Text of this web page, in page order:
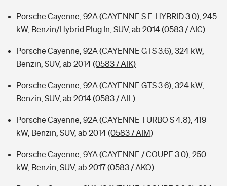
Porsche Cayenne, 92A (CAYENNE S E-HYBRID 3.0), 245
kW, Benzin/Hybrid Plug In, SUV, ab 2014(0583 / AIC)
Porsche Cayenne, 92A (CAYENNE GTS 3.6), 324 kW,
Benzin, SUV, ab 2014(0583 / AIK)
Porsche Cayenne, 92A (CAYENNE GTS 3.6), 324 kW,
Benzin, SUV, ab 2014(0583 / AIL)
Porsche Cayenne, 92A (CAYENNE TURBO S 4.8), 419
kW, Benzin, SUV, ab 2014(0583 / AIM)
Porsche Cayenne, 9YA (CAYENNE / COUPE 3.0), 250
kW, Benzin, SUV, ab 2017(0583 / AKO)